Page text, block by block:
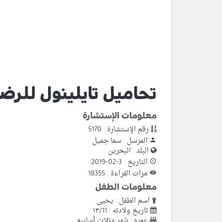
تحاميل تايلينول
معلومات الإستشارة
رقم الإستشارة : 5170
المرسل : سما جميل
البلد : البحرين
التاريخ : 3-02-2019
مرات القراءة : 18355
معلومات الطفل
اسم الطفل : يحيى
تاريخ ولادته : ١٣/11